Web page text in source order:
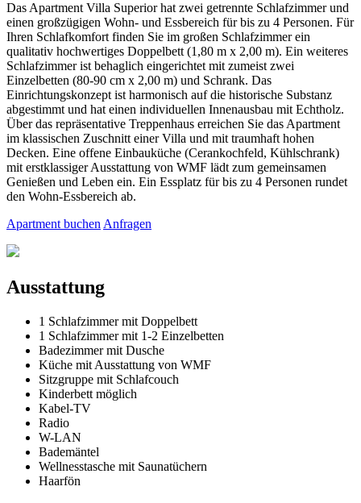
Das Apartment Villa Superior hat zwei getrennte Schlafzimmer und
einen großzügigen Wohn- und Essbereich für bis zu 4 Personen. Für
Ihren Schlafkomfort finden Sie im großen Schlafzimmer ein
qualitativ hochwertiges Doppelbett (1,80 m x 2,00 m). Ein weiteres
Schlafzimmer ist behaglich eingerichtet mit zumeist zwei
Einzelbetten (80-90 cm x 2,00 m) und Schrank. Das
Einrichtungskonzept ist harmonisch auf die historische Substanz
abgestimmt und hat einen individuellen Innenausbau mit Echtholz.
Über das repräsentative Treppenhaus erreichen Sie das Apartment
im klassischen Zuschnitt einer Villa und mit traumhaft hohen
Decken. Eine offene Einbauküche (Cerankochfeld, Kühlschrank)
mit erstklassiger Ausstattung von WMF lädt zum gemeinsamen
Genießen und Leben ein. Ein Essplatz für bis zu 4 Personen rundet
den Wohn-Essbereich ab.
Apartment buchen Anfragen
Ausstattung
1 Schlafzimmer mit Doppelbett
1 Schlafzimmer mit 1-2 Einzelbetten
Badezimmer mit Dusche
Küche mit Ausstattung von WMF
Sitzgruppe mit Schlafcouch
Kinderbett möglich
Kabel-TV
Radio
W-LAN
Bademäntel
Wellnesstasche mit Saunatüchern
Haarfön